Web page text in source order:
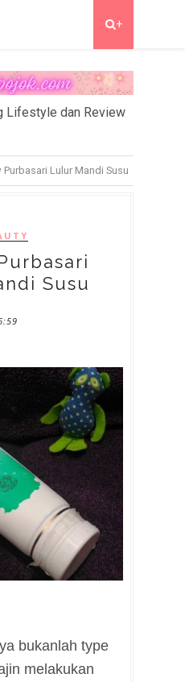
+
Lifestyle dan Review
Purbasari Lulur Mandi Susu
Susu
bukanlah type
melakukan